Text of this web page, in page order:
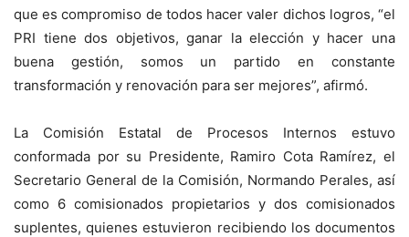
que es compromiso de todos hacer valer dichos logros, “el
PRI tiene dos objetivos, ganar la elección y hacer una
buena gestión, somos un partido en constante
transformación y renovación para ser mejores”, afirmó.
La Comisión Estatal de Procesos Internos estuvo
conformada por su Presidente, Ramiro Cota Ramírez, el
Secretario General de la Comisión, Normando Perales, así
como 6 comisionados propietarios y dos comisionados
suplentes, quienes estuvieron recibiendo los documentos